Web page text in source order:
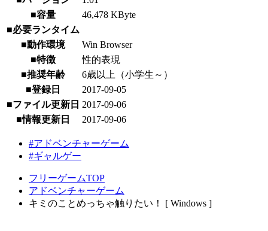
■容量
46,478 KByte
■必要ランタイム
■動作環境
Win Browser
■特徴
性的表現
■推奨年齢
6歳以上（小学生～）
■登録日
2017-09-05
■ファイル更新日 2017-09-06
■情報更新日
2017-09-06
#アドベンチャーゲーム
#ギャルゲー
フリーゲームTOP
アドベンチャーゲーム
キミのことめっちゃ触りたい！ [ Windows ]